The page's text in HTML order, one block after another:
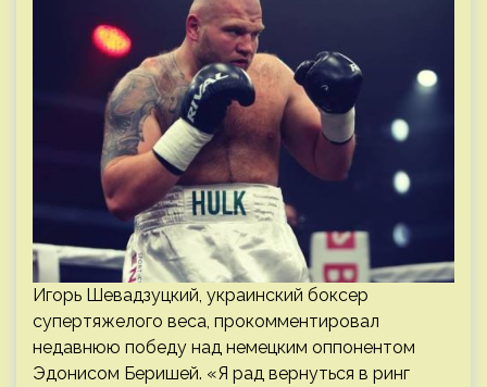
Игорь Шевадзуцкий, украинский боксер
супертяжелого веса, прокомментировал
недавнюю победу над немецким оппонентом
Эдонисом Беришей. «Я рад вернуться в ринг